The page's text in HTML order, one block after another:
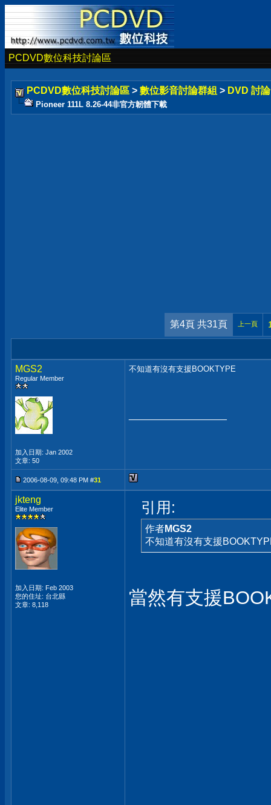
PCDVD數位科技討論區
PCDVD數位科技討論區 > 數位影音討論群組 > DVD 討
Pioneer 111L 8.26-44非官方韌體下載
第4頁 共31頁 上一頁
MGS2
Regular Member
加入日期: Jan 2002
文章: 50
不知道有沒有支援BOOKTYPE
2006-08-09, 09:48 PM #31
jkteng
Elite Member
加入日期: Feb 2003
您的住址: 台北縣
文章: 8,118
引用:
作者MGS2
不知道有沒有支援
當然有支援